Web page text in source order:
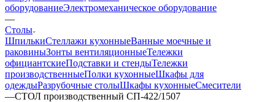
оборудованиеЭлектромеханическое оборудование
—
Столы
ШпилькиСтеллажи кухонныеВанные моечные и
раковиныЗонты вентиляционныеТележки
официантскиеПодставки и стендыТележки
производственныеПолки кухонныеШкафы для
одеждыРазрубочные столыШкафы кухонныеСмесители
—СТОЛ производственный СП-422/1507